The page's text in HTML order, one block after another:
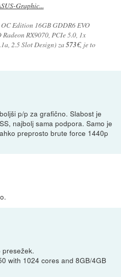
Graphic...
Edition 16GB GDDR6 EVO
RX9070, PCIe 5.0, 1x
2.5 Slot Design) za573€, je to
p/p za grafično. Slabost je
najbolj sama podpora. Samo je
preprosto brute force 1440p
presežek.
with 1024 cores and 8GB/4GB